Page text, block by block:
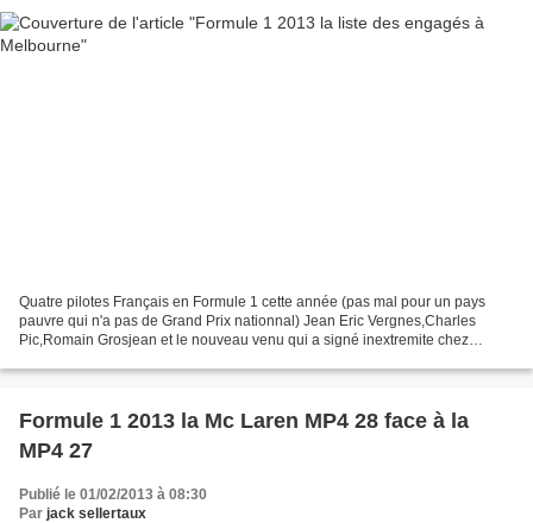
Quatre pilotes Français en Formule 1 cette année (pas mal pour un pays
pauvre qui n'a pas de Grand Prix nationnal) Jean Eric Vergnes,Charles
Pic,Romain Grosjean et le nouveau venu qui a signé inextremite chez
Formule 1 2013 la Mc Laren MP4 28 face à la
MP4 27
Publié le 01/02/2013 à 08:30
Par jack sellertaux